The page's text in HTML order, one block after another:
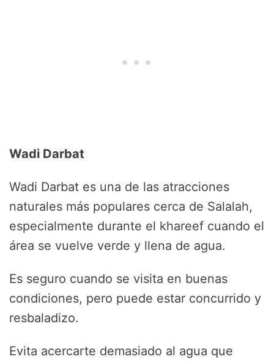
Wadi Darbat
Wadi Darbat es una de las atracciones
naturales más populares cerca de Salalah,
especialmente durante el khareef cuando el
área se vuelve verde y llena de agua.
Es seguro cuando se visita en buenas
condiciones, pero puede estar concurrido y
resbaladizo.
Evita acercarte demasiado al agua que